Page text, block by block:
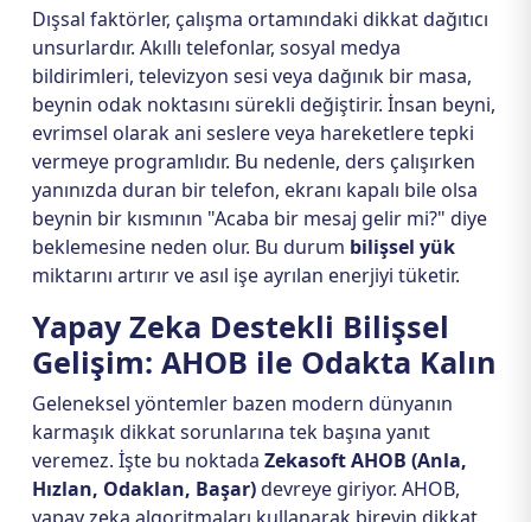
Dışsal faktörler, çalışma ortamındaki dikkat dağıtıcı
unsurlardır. Akıllı telefonlar, sosyal medya
bildirimleri, televizyon sesi veya dağınık bir masa,
beynin odak noktasını sürekli değiştirir. İnsan beyni,
evrimsel olarak ani seslere veya hareketlere tepki
vermeye programlıdır. Bu nedenle, ders çalışırken
yanınızda duran bir telefon, ekranı kapalı bile olsa
beynin bir kısmının "Acaba bir mesaj gelir mi?" diye
beklemesine neden olur. Bu durum bilişsel yük
miktarını artırır ve asıl işe ayrılan enerjiyi tüketir.
Yapay Zeka Destekli Bilişsel
Gelişim: AHOB ile Odakta Kalın
Geleneksel yöntemler bazen modern dünyanın
karmaşık dikkat sorunlarına tek başına yanıt
veremez. İşte bu noktada Zekasoft AHOB (Anla,
Hızlan, Odaklan, Başar)devreye giriyor. AHOB,